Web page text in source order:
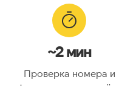
Тип номера:
Оператор связи:
Национальный
Код страны:
~2 мин
Проверка номера и